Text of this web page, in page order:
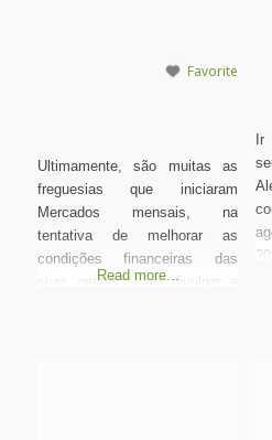
Favorite
Ultimamente, são muitas as
freguesias que iniciaram
Mercados mensais, na
tentativa de melhorar as
condições financeiras das
suas gentes, para divulgar e
Read more...
Ir